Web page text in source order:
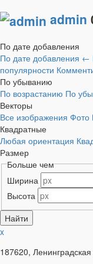
admin
По дате добавления
По дате добавления ←
популярности
По убыванию
По возрастанию По
Векторы
Все изображения Фото
Квадратные
Любая ориентация
Размер
Больше чем
Ширина
Высота
x
187620,